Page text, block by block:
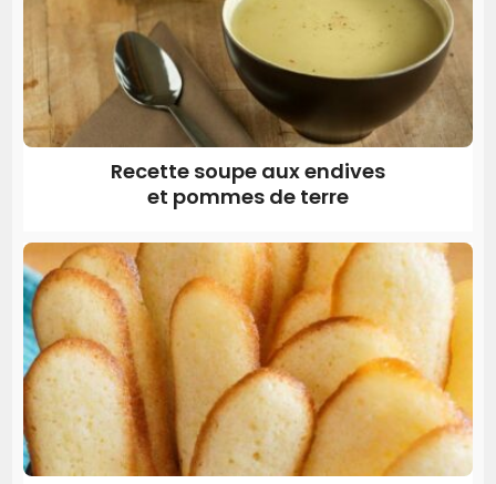
Recette soupe aux endives
et pommes de terre